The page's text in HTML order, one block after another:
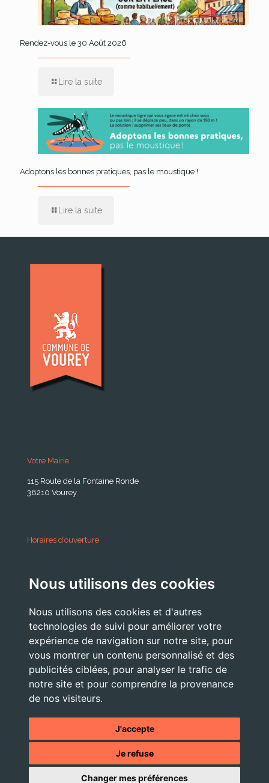
Nous utilisons des cookies
Nous utilisons des cookies et d'autres
technologies de suivi pour améliorer votre
expérience de navigation sur notre site, pour
vous montrer un contenu personnalisé et des
publicités ciblées, pour analyser le trafic de
notre site et pour comprendre la provenance
de nos visiteurs.
J'accepte
Je refuse
Changer mes préférences
Rendez-vous le 30 Août 2026
Lire la suite
Adoptons les bonnes pratiques, pas le moustique !
Lire la suite
Votre Mairie
115 Route de la Fontaine Ronde
38210 Vourey
Horaires d’ouverture
Lundi . Mardi : 10h 12h /16h 18h30
Jeudi . Vendredi : 13h30 / 17h
Nous Contacter
accueil@commune-vourey.fr
© 2026 - Tous droits réservés -Mentions légales- Site réalisé
agence web OXIWIZ située dans le Pays Voironnais